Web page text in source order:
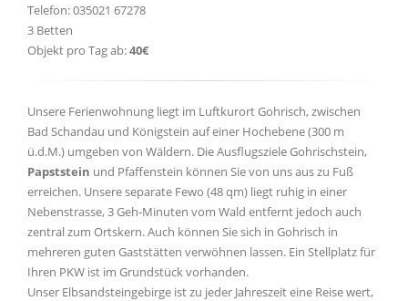
Telefon: 035021 67278
3 Betten
Objekt pro Tag ab:40€
Unsere Ferienwohnung liegt im Luftkurort Gohrisch, zwischen
Bad Schandau und Königstein auf einer Hochebene (300 m
ü.d.M.) umgeben von Wäldern. Die Ausflugsziele Gohrischstein,
Papststein und Pfaffenstein können Sie von uns aus zu Fuß
erreichen. Unsere separate Fewo (48 qm) liegt ruhig in einer
Nebenstrasse, 3 Geh-Minuten vom Wald entfernt jedoch auch
zentral zum Ortskern. Auch können Sie sich in Gohrisch in
mehreren guten Gaststätten verwöhnen lassen. Ein Stellplatz für
Ihren PKW ist im Grundstück vorhanden.
Unser Elbsandsteingebirge ist zu jeder Jahreszeit eine Reise wert,